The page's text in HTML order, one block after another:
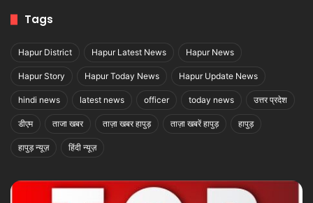
Tags
Hapur District Hapur Latest News Hapur News
Hapur Story Hapur Today News Hapur Update News
hindi news latest news officer today news उत्तर प्रदेश
डीएम ताजा खबर ताज़ा खबर हापुड़ ताज़ा खबरें हापुड़ हापुड़
हापुड़ न्यूज़ हिंदी न्यूज़